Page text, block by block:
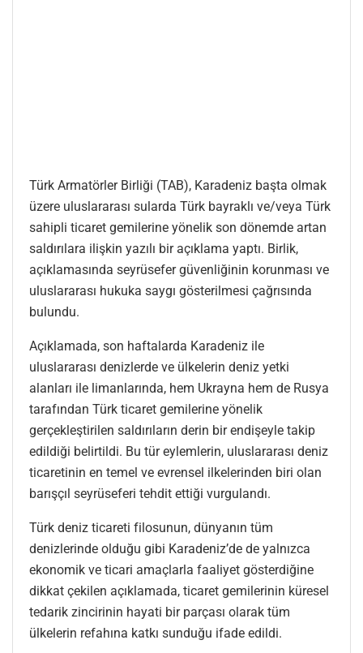
Türk Armatörler Birliği (TAB), Karadeniz başta olmak
üzere uluslararası sularda Türk bayraklı ve/veya Türk
sahipli ticaret gemilerine yönelik son dönemde artan
saldırılara ilişkin yazılı bir açıklama yaptı. Birlik,
açıklamasında seyrüsefer güvenliğinin korunması ve
uluslararası hukuka saygı gösterilmesi çağrısında
bulundu.
Açıklamada, son haftalarda Karadeniz ile
uluslararası denizlerde ve ülkelerin deniz yetki
alanları ile limanlarında, hem Ukrayna hem de Rusya
tarafından Türk ticaret gemilerine yönelik
gerçekleştirilen saldırıların derin bir endişeyle takip
edildiği belirtildi. Bu tür eylemlerin, uluslararası deniz
ticaretinin en temel ve evrensel ilkelerinden biri olan
barışçıl seyrüseferi tehdit ettiği vurgulandı.
Türk deniz ticareti filosunun, dünyanın tüm
denizlerinde olduğu gibi Karadeniz’de de yalnızca
ekonomik ve ticari amaçlarla faaliyet gösterdiğine
dikkat çekilen açıklamada, ticaret gemilerinin küresel
tedarik zincirinin hayati bir parçası olarak tüm
ülkelerin refahına katkı sunduğu ifade edildi.